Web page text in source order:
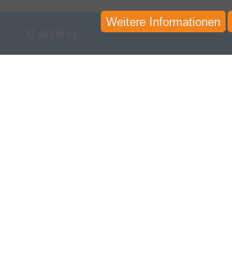
Weitere Informationen